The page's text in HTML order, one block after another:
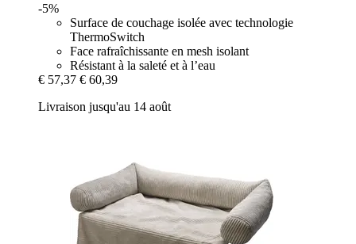
-5%
Surface de couchage isolée avec technologie
ThermoSwitch
Face rafraîchissante en mesh isolant
Résistant à la saleté et à l’eau
€ 57,37 € 60,39
Livraison jusqu'au 14 août